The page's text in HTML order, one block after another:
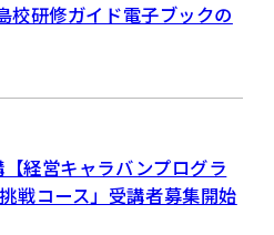
校研修ガイド電子ブックの
経営キャラバンプログラ
戦コース」受講者募集開始